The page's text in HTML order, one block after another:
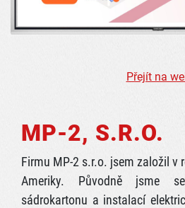
Přejít na
MP-2, S.R.O.
Firmu MP-2 s.r.o. jsem založil v
Ameriky. Původně jsme
sádrokartonu a instalací